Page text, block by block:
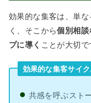
効果的な集客は、単
く、そこから個別相
プに導く ことが大切で
効果的な集客サイ
共感を呼ぶスト